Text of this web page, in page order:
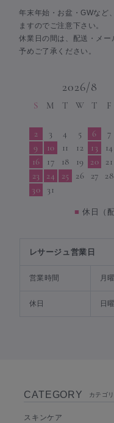
年末年始・お盆・GWなど
ますのでご注意下さい。
休業日の間は、配送・メー
予めご了承ください。
2026/8
S M T W T F
2
3 4 5 6 7
9
10 11 12 13 14
16
17 18 19 20 21
23
24 25 26 27 28
30
31
■ 休日（
レサージュ営業日
営業時間 月
休日 日
CATEGORY カテゴ
スキンケア